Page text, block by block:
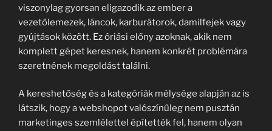
viszonylag gyorsan eligazodik az ember a
vezetőlemezek, láncok, karburátorok, damilfejek vagy
gyújtások között. Ez óriási előny azoknak, akik nem
komplett gépet keresnek, hanem konkrét problémára
szeretnének megoldást találni.
A kereshetőség és a kategóriák mélysége alapján az is
látszik, hogy a webshopot valószínűleg nem pusztán
marketinges szemlélettel építették fel, hanem olyan